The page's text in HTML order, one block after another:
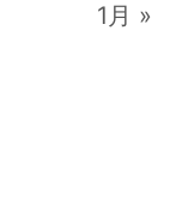
1月 »